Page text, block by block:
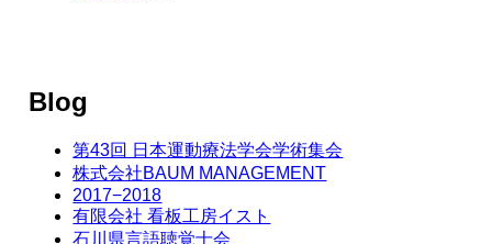
Blog
第43回 日本運動療法学会学術集会
株式会社BAUM MANAGEMENT
2017−2018
有限会社 看板工房イスト
石川県言語聴覚士会